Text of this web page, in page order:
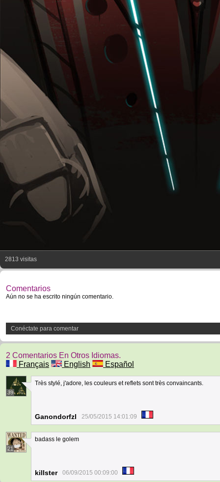
2813 visitas
Comentarios
Aún no se ha escrito ningún comentario.
Conéctate para comentar
2 Comentarios En Otros Idiomas.
Français
English Español
39
Très stylé, j'adore, les couleurs et reflets sont très convaincants.
Ganondorfzl 25/05/2015 14:01:09
21
badass le golem
killster 06/09/2015 00:09:00